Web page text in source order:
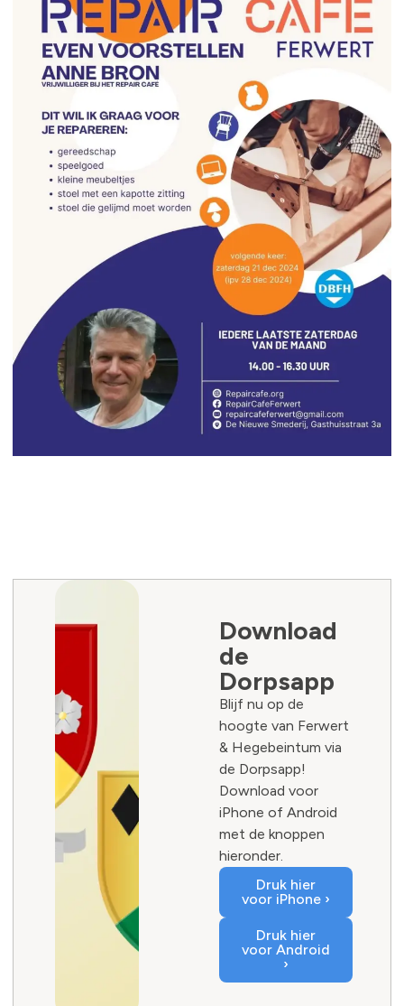
Download
de
Dorpsapp
Blijf nu op de
hoogte van Ferwert
& Hegebeintum via
de Dorpsapp!
Download voor
iPhone of Android
met de knoppen
hieronder.
Druk hier
voor iPhone ›
Druk hier
voor Android
›